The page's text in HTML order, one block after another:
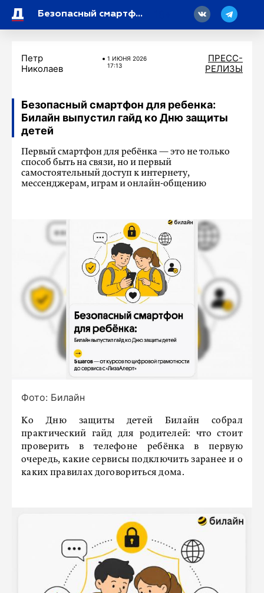
Безопасный смартфон для ребенка: Билайн выпустил гайд ко Дню защиты детей
Петр
Николаев
1 ИЮНЯ 2026
17:13
ПРЕСС-
РЕЛИЗЫ
Безопасный смартфон для ребенка:
Билайн выпустил гайд ко Дню защиты
детей
Первый смартфон для ребёнка — это не только
способ быть на связи, но и первый
самостоятельный доступ к интернету,
мессенджерам, играм и онлайн-общению
Фото: Билайн
Ко Дню защиты детей Билайн собрал
практический гайд для родителей: что стоит
проверить в телефоне ребёнка в первую
очередь, какие сервисы подключить заранее и о
каких правилах договориться дома.